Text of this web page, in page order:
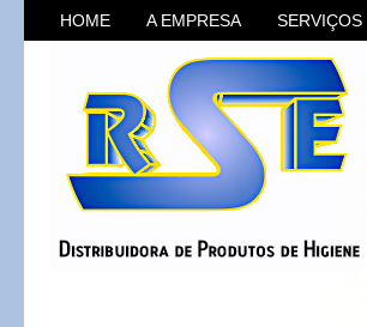
HOME A EMPRESA SERVIÇOS